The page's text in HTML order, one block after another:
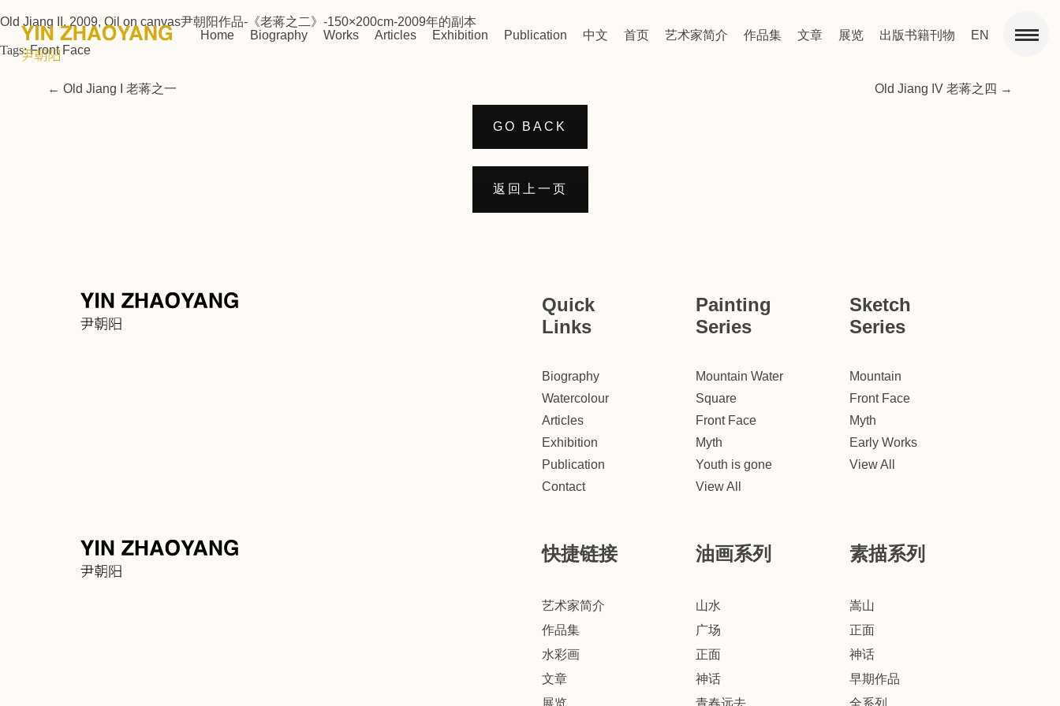
Home Biography Works Articles Exhibition Publication 中文 首页 艺术家简介 作品集 文章 展览 出版书籍刊物 EN
Old Jiang II, 2009, Oil on canvas尹朝阳作品-《老蒋之二》-150×200cm-2009年的副本
Tags:Front Face
← Old Jiang I 老蒋之一 Old Jiang IV 老蒋之四 →
GO BACK
返回上一页
Quick
Links
Biography
Watercolour
Articles
Exhibition
Publication
Contact
Painting
Series
Mountain Water
Square
Front Face
Myth
Youth is gone
View All
Sketch
Series
Mountain
Front Face
Myth
Early Works
View All
快捷链接
艺术家简介
作品集
水彩画
文章
展览
油画系列
山水
广场
正面
神话
青春远去
素描系列
嵩山
正面
神话
早期作品
全系列